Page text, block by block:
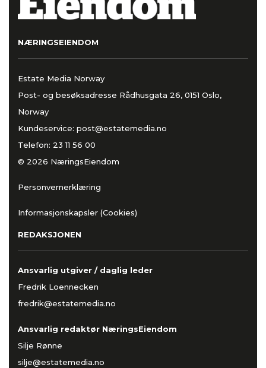
NÆRINGSEIENDOM
Estate Media Norway
Post- og besøksadresse Rådhusgata 26, 0151 Oslo,
Norway
Kundeservice: post@estatemedia.no
Telefon: 23 11 56 00
© 2026 NæringsEiendom
Personvernerklæring
Informasjonskapsler (Cookies)
REDAKSJONEN
Ansvarlig utgiver / daglig leder
Fredrik Loennecken
fredrik@estatemedia.no
Ansvarlig redaktør NæringsEiendom
Silje Rønne
silje@estatemedia.no